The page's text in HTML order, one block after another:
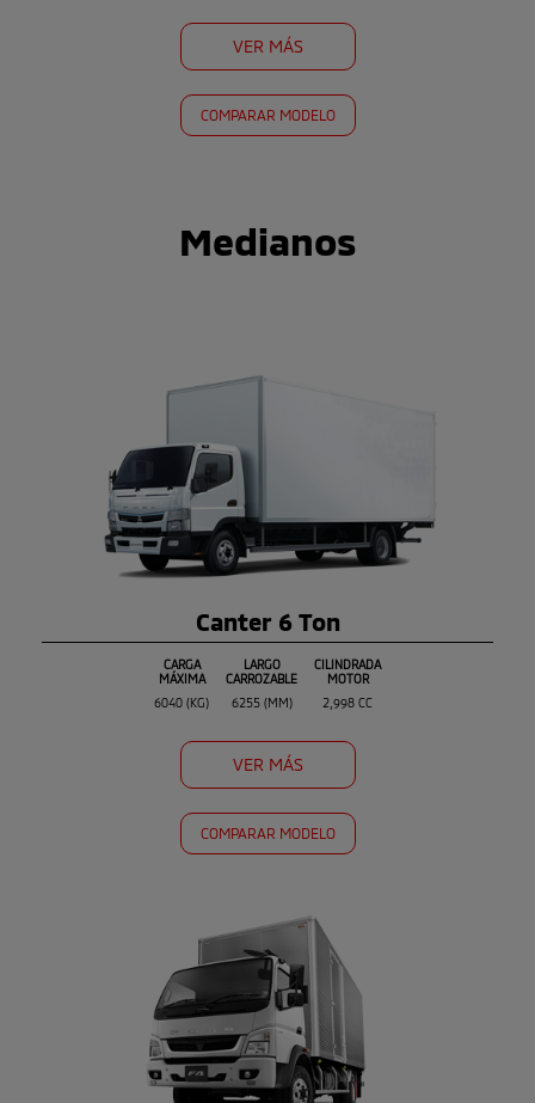
VER MÁS
COMPARAR MODELO
Medianos
Canter 6 Ton
CARGA
MÁXIMA
6040 (KG)
LARGO
CARROZABLE
6255 (MM)
CILINDRADA
MOTOR
2,998 CC
VER MÁS
COMPARAR MODELO